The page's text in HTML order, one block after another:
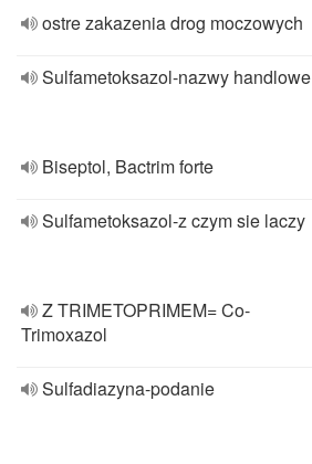
ostre zakazenia drog moczowych
Sulfametoksazol-nazwy handlowe
Biseptol, Bactrim forte
Sulfametoksazol-z czym sie laczy
Z TRIMETOPRIMEM= Co-
Trimoxazol
Sulfadiazyna-podanie